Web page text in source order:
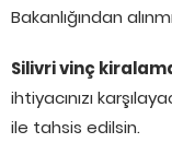
Bakanlığından
Silivri vinç
ihtiyacınızı
ile tahsis edilsin.